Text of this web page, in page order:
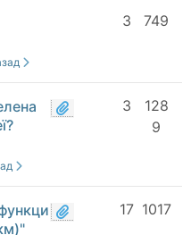
749
3
128
9
3
1017
17